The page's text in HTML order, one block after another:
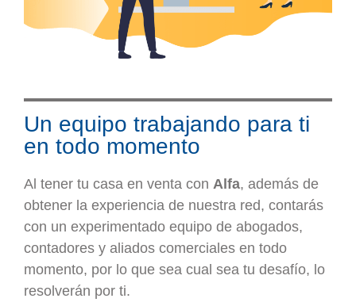
Un equipo trabajando para ti
en todo momento
Al tener tu casa en venta con Alfa, además de
obtener la experiencia de nuestra red, contarás
con un experimentado equipo de abogados,
contadores y aliados comerciales en todo
momento, por lo que sea cual sea tu desafío, lo
resolverán por ti.